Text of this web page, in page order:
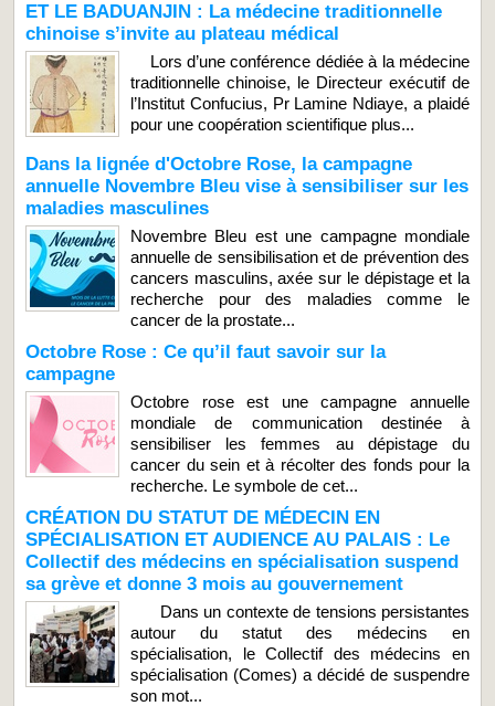
ET LE BADUANJIN : La médecine traditionnelle
chinoise s’invite au plateau médical
Lors d’une conférence dédiée à la médecine
traditionnelle chinoise, le Directeur exécutif de
l’Institut Confucius, Pr Lamine Ndiaye, a plaidé
pour une coopération scientifique plus...
Dans la lignée d'Octobre Rose, la campagne
annuelle Novembre Bleu vise à sensibiliser sur les
maladies masculines
Novembre Bleu est une campagne mondiale
annuelle de sensibilisation et de prévention des
cancers masculins, axée sur le dépistage et la
recherche pour des maladies comme le
cancer de la prostate...
Octobre Rose : Ce qu’il faut savoir sur la
campagne
Octobre rose est une campagne annuelle
mondiale de communication destinée à
sensibiliser les femmes au dépistage du
cancer du sein et à récolter des fonds pour la
recherche. Le symbole de cet...
CRÉATION DU STATUT DE MÉDECIN EN
SPÉCIALISATION ET AUDIENCE AU PALAIS : Le
Collectif des médecins en spécialisation suspend
sa grève et donne 3 mois au gouvernement
Dans un contexte de tensions persistantes
autour du statut des médecins en
spécialisation, le Collectif des médecins en
spécialisation (Comes) a décidé de suspendre
son mot...